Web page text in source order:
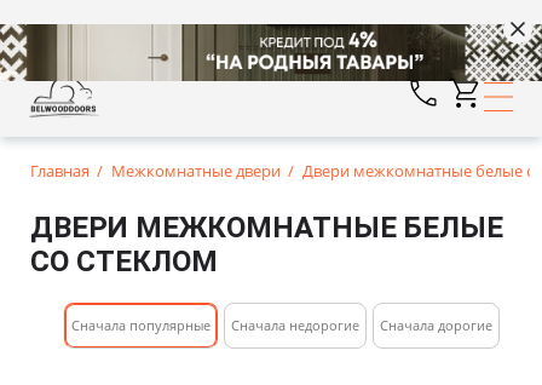
Главная Межкомнатные двери Двери межкомнатные белые
ДВЕРИ МЕЖКОМНАТНЫЕ БЕЛЫЕ
СО СТЕКЛОМ
Cначала популярные Сначала недорогие Cначала дорогие